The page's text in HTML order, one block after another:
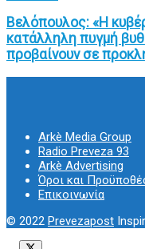
Βελόπουλος: «Η
κατάλληλη πυγμή
προβαίνουν σε
Arkè Media Group
Radio Preveza 93
Arkè Advertising
Όροι και
Επικοινωνία
© 2022 Prevezapost